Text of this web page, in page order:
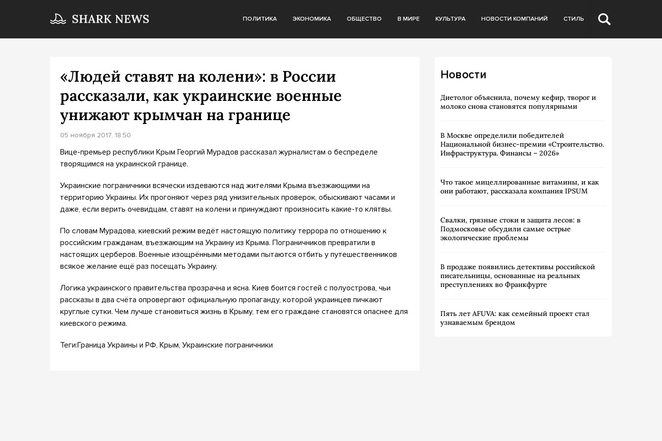
ПОЛИТИКА ЭКОНОМИКА ОБЩЕСТВО В МИРЕ КУЛЬТУРА НОВОСТИ КОМПАНИЙ СТИЛЬ
«Людей ставят на колени»: в России
рассказали, как украинские военные
унижают крымчан на границе
05 ноября 2017, 18:50
Вице-премьер республики Крым Георгий Мурадов рассказал журналистам о беспределе
творящимся на украинской границе.
Украинские пограничники всячески издеваются над жителями Крыма въезжающими на
территорию Украины. Их прогоняют через ряд унизительных проверок, обыскивают часами и
даже, если верить очевидцам, ставят на колени и принуждают произносить какие-то клятвы.
По словам Мурадова, киевский режим ведёт настоящую политику террора по отношению к
российским гражданам, въезжающим на Украину из Крыма. Пограничников превратили в
настоящих церберов. Военные изощрёнными методами пытаются отбить у путешественников
всякое желание ещё раз посещать Украину.
Логика украинского правительства прозрачна и ясна. Киев боится гостей с полуострова, чьи
рассказы в два счёта опровергают официальную пропаганду, которой украинцев пичкают
круглые сутки. Чем лучше становиться жизнь в Крыму, тем его граждане становятся опаснее для
киевского режима.
Теги:Граница Украины и РФ, Крым, Украинские пограничники
Новости
Диетолог объяснила, почему кефир, творог и
молоко снова становятся популярными
В Москве определили победителей
Национальной бизнес-премии «Строительство.
Инфраструктура. Финансы – 2026»
Что такое мицеллированные витамины, и как
они работают, рассказала компания IPSUM
Свалки, грязные стоки и защита лесов: в
Подмосковье обсудили самые острые
экологические проблемы
В продаже появились детективы российской
писательницы, основанные на реальных
преступлениях во Франкфурте
Пять лет AFUVA: как семейный проект стал
узнаваемым брендом